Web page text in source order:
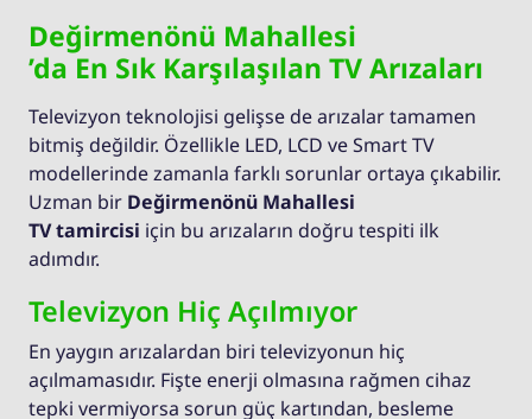
Değirmenönü Mahallesi
’da En Sık Karşılaşılan TV Arızaları
Televizyon teknolojisi gelişse de arızalar tamamen
bitmiş değildir. Özellikle LED, LCD ve Smart TV
modellerinde zamanla farklı sorunlar ortaya çıkabilir.
Uzman bir Değirmenönü Mahallesi
TV tamircisi için bu arızaların doğru tespiti ilk
adımdır.
Televizyon Hiç Açılmıyor
En yaygın arızalardan biri televizyonun hiç
açılmamasıdır. Fişte enerji olmasına rağmen cihaz
tepki vermiyorsa sorun güç kartından, besleme